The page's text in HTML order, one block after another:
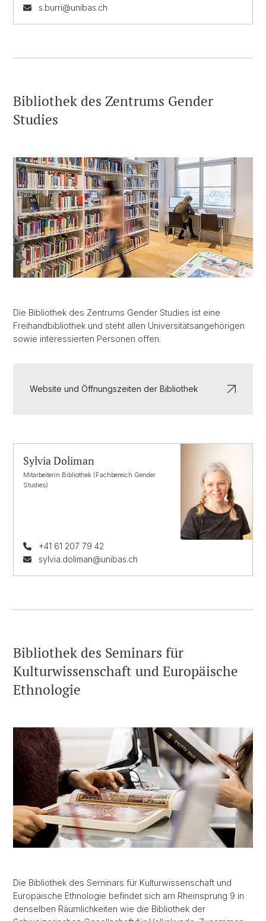
s.burri@unibas.ch
Bibliothek des Zentrums Gender
Studies
Die Bibliothek des Zentrums Gender Studies ist eine
Freihandbibliothek und steht allen Universitätsangehörigen
sowie interessierten Personen offen.
Website und Öffnungszeiten der Bibliothek
Sylvia Doliman
Mitarbeiterin Bibliothek (Fachbereich Gender
Studies)
+41 61 207 79 42
sylvia.doliman@unibas.ch
Bibliothek des Seminars für
Kulturwissenschaft und Europäische
Ethnologie
Die Bibliothek des Seminars für Kulturwissenschaft und
Europäische Ethnologie befindet sich am Rheinsprung 9 in
denselben Räumlichkeiten wie die Bibliothek der